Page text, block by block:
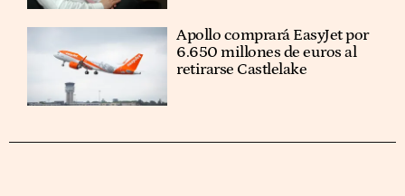
Apollo comprará EasyJet por
6.650 millones de euros al
retirarse Castlelake